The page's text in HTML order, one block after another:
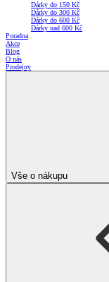
Dárky do 150 Kč
Dárky do 300 Kč
Dárky do 600 Kč
Dárky nad 600 Kč
Poradna
Akce
Blog
O nás
Prodejny
Vše o nákupu